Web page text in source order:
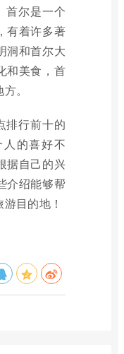
首尔是一个
有着许多著
洞和首尔大
和美食，首
。
排行前十的
的喜好不
据自己的兴
介绍能够帮
目的地！